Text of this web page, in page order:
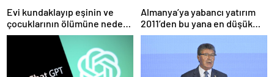
Evi kundaklayıp eşinin ve
çocuklarının ölümüne neden
olmuştu! Yeni görüntüler
Almanya’ya yabancı yatırım
2011’den bu yana en düşük
seviyede